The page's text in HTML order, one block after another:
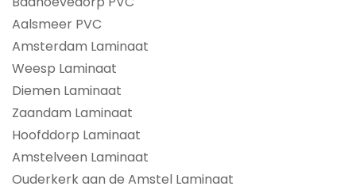
Aalsmeer PVC
Amsterdam Laminaat
Weesp Laminaat
Diemen Laminaat
Zaandam Laminaat
Hoofddorp Laminaat
Amstelveen Laminaat
Ouderkerk aan de Amstel Laminaat